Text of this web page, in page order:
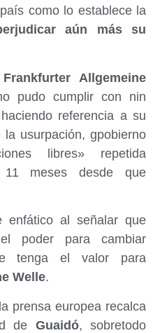
como lo establece la
aún más su
Frankfurter Allgemeine
pudo cumplir con nin
referencia a su
usurpación, gpobierno
libres» repetida
11 meses desde que
enfático al señalar que
poder para cambiar
tenga el valor para
Welle.
prensa europea recalca
de Guaidó, sobretodo